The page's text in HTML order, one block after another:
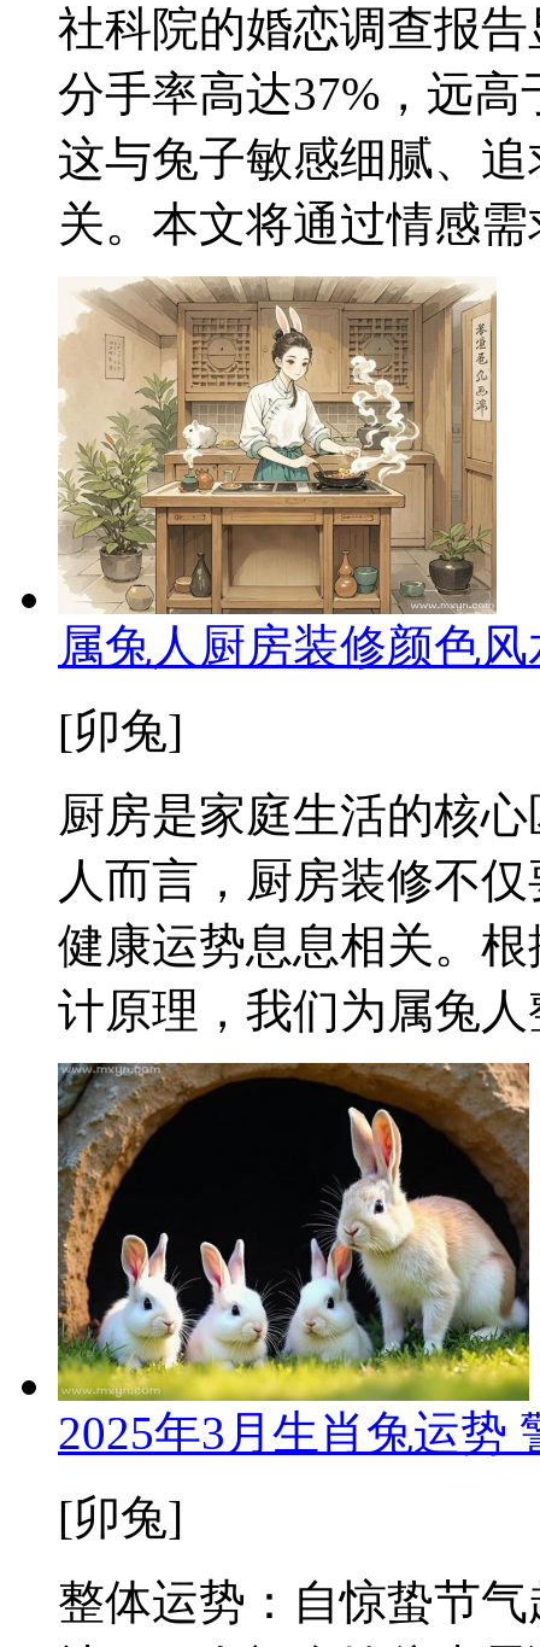
社科院的婚恋调查报
分手率高达37%，远
这与兔子敏感细腻、
关。本文将通过情感
属兔人厨房装修颜色
[卯兔]
厨房是家庭生活的核
人而言，厨房装修不
健康运势息息相关。
计原理，我们为属兔
2025年3月生肖兔运势
[卯兔]
整体运势：自惊蛰节